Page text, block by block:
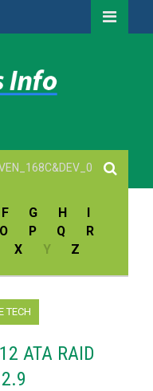
F G H
I
O P Q
R
X Y Z
TECH
ATA RAID